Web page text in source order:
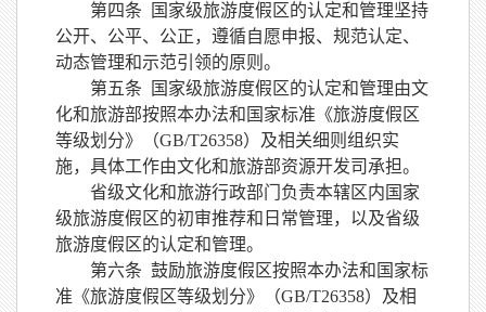
第四条
国家级旅游度假区的认定和管理坚持
公开、公平、公正，遵循自愿申报、规范认定、
动态管理和示范引领的原则。
第五条
国家级旅游度假区的认定和管理由文
化和旅游部按照本办法和国家标准《旅游度假区
等级划分》（GB/T26358）及相关细则组织实
施，具体工作由文化和旅游部资源开发司承担。
省级文化和旅游行政部门负责本辖区内国家
级旅游度假区的初审推荐和日常管理，以及省级
旅游度假区的认定和管理。
第六条 鼓励旅游度假区按照本办法和国家标
准《旅游度假区等级划分》（GB/T26358）及相